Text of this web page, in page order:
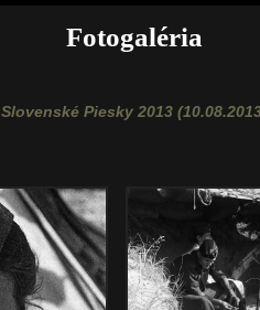
Fotogaléria
Slovenské Piesky 2013